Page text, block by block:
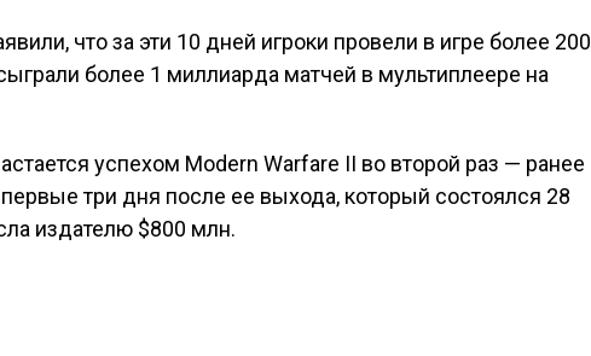
что за эти 10 дней игроки провели в игре более 200
более 1 миллиарда матчей в мультиплеере на
успехом Modern Warfare II во второй раз — ранее
три дня после ее выхода, который состоялся 28
издателю $800 млн.